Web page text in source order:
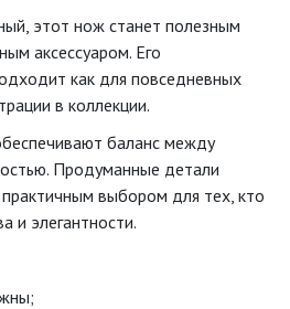
этот нож станет полезным
аксессуаром. Его
как для повседневных
в коллекции.
баланс между
Продуманные детали
выбором для тех, кто
и элегантности.